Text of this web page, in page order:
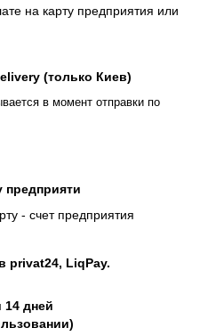
на карту предприятия или
(только Киев)
в момент отправки по
предприяти
- счет предприятия
privat24, LiqPay.
14 дней